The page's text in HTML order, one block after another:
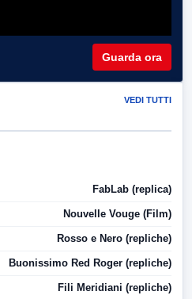
Guarda ora
VEDI TUTTI
FabLab (replica)
Nouvelle Vouge (Film)
Rosso e Nero (repliche)
Buonissimo Red Roger (repliche)
Fili Meridiani (repliche)